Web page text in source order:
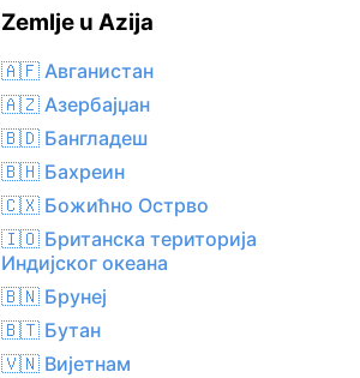
Zemlje u Azija
🇦🇫 Авганистан
🇦🇿 Азербајџан
🇧🇩 Бангладеш
🇧🇭 Бахреин
🇨🇽 Божићно Острво
🇮🇴 Британска територија
Индијског океана
🇧🇳 Брунеј
🇧🇹 Бутан
🇻🇳 Вијетнам